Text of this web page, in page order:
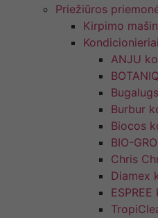
Priežiūros
Kirpimo
ANJU
Burbur
Biocos
BIO-
Chris
Diamex